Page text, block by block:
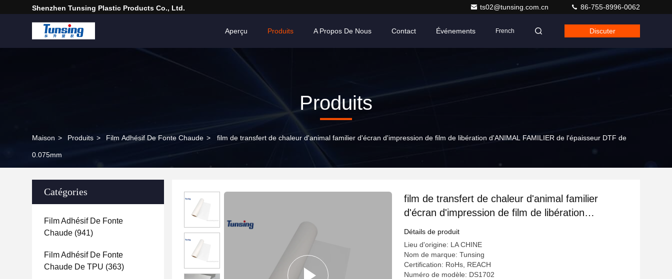
Shenzhen Tunsing Plastic Products Co., Ltd. ts02@tunsing.com.cn 86-755-8996-0062
Aperçu Produits A Propos De Nous Contact Événements French Discuter
Produits
Maison > Produits > Film Adhésif De Fonte Chaude > film de transfert de chaleur d'animal familier d'écran d'impression de film de libération d'ANIMAL FAMILIER de l'épaisseur DTF de
0.075mm
Catégories
Film Adhésif De Fonte
Chaude (941)
Film Adhésif De Fonte
Chaude De TPU (363)
film de transfert de chaleur d'animal familier
d'écran d'impression de film de libération
d'ANIMAL FAMILIER de l'épaisseur DTF de
0.075mm
Détails de produit
Lieu d'origine: LA CHINE
Nom de marque: Tunsing
Certification: RoHs, REACH
Numéro de modèle: DS1702